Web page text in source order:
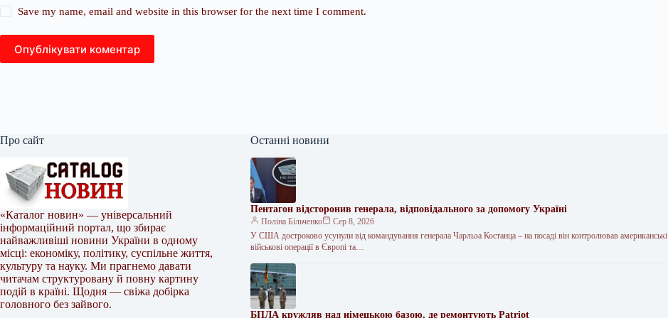
Save my name, email and website in this browser for the next time I comment.
Опублікувати коментар
Про сайт
«Каталог новин» — універсальний
інформаційний портал, що збирає
найважливіші новини України в одному
місці: економіку, політику, суспільне життя,
культуру та науку. Ми прагнемо давати
читачам структуровану й повну картину
подій в країні. Щодня — свіжа добірка
головного без зайвого.
Останні новини
Пентагон відсторонив генерала, відповідального за допомогу Україні
Поліна Більченко
Сер 8, 2026
У США достроково усунули від командування генерала Чарльза Костанца – на посаді він контролював американські
військові операції в Європі та…
БПЛА кружляв над німецькою базою, де ремонтують Patriot